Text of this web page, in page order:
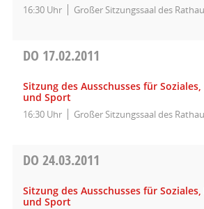
16:30 Uhr Großer Sitzungssaal des
DO 17.02.2011
Sitzung des Ausschusses für
und Sport
16:30 Uhr Großer Sitzungssaal des
DO 24.03.2011
Sitzung des Ausschusses für
und Sport